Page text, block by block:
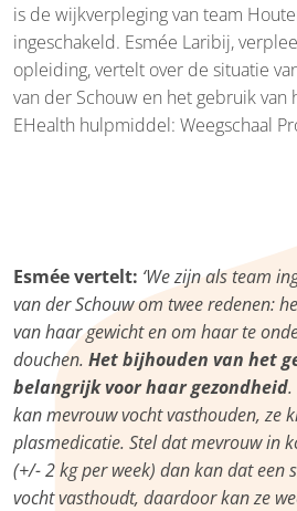
is de wijkverpleging van team
ingeschakeld. Esmée Laribij,
opleiding, vertelt over de situatie
van der Schouw en het gebruik van
EHealth hulpmiddel: Weegschaal
Esmée vertelt: ‘We zijn als team
van der Schouw om twee redenen:
van haar gewicht en om haar te
douchen. Het bijhouden van het
belangrijk voor haar gezondheid.
kan mevrouw vocht vasthouden, ze
plasmedicatie. Stel dat mevrouw in
(+/- 2 kg per week) dan kan dat een
vocht vasthoudt, daardoor kan ze